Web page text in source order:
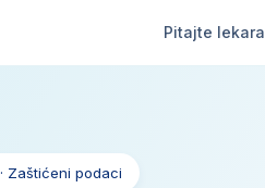
Pitajte lekara
Zaštićeni podaci